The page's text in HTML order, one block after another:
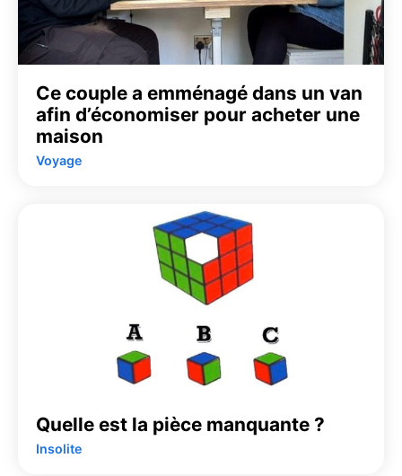
Ce couple a emménagé dans un van
afin d’économiser pour acheter une
maison
Voyage
Quelle est la pièce manquante ?
Insolite